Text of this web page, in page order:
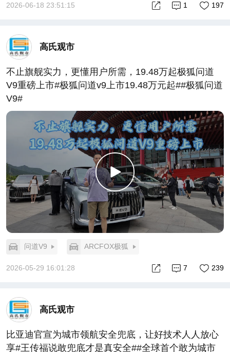
2026-06-18 23:51:15 197
1
高氏观市
不止旗舰实力，更懂用户所需，19.48万起极狐问道
V9重磅上市#极狐问道v9上市19.48万元起##极狐问道
V9#
问道V9 ARCFOX极狐
2026-05-29 16:01:28 239
7
高氏观市
比亚迪官宣为城市领航安全兜底，让好技术人人放心
享#王传福说敢兜底才是真安全##全球首个敢为城市